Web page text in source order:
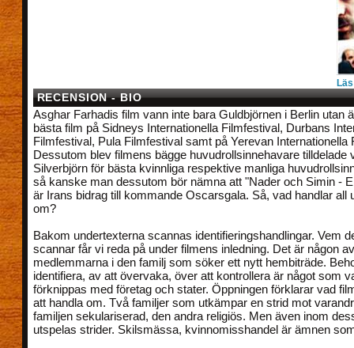
RECENSION - BIO
Asghar Farhadis film vann inte bara Guldbjörnen i Berlin utan
bästa film på Sidneys Internationella Filmfestival, Durbans
Filmfestival, Pula Filmfestival samt på Yerevan Internationella
Dessutom blev filmens bägge huvudrollsinnehavare tilldelade
Silverbjörn för bästa kvinnliga respektive manliga
så kanske man dessutom bör nämna att "Nader och Simin -
är Irans bidrag till kommande Oscarsgala. Så, vad handlar all
om?
Bakom undertexterna scannas identifieringshandlingar. Vem
scannar får vi reda på under filmens inledning. Det är någon av
medlemmarna i den familj som söker ett nytt hembiträde.
identifiera, av att övervaka, över att kontrollera är något som
förknippas med företag och stater. Öppningen förklarar vad
att handla om. Två familjer som utkämpar en strid mot
familjen sekulariserad, den andra religiös. Men även inom
utspelas strider. Skilsmässa, kvinnomisshandel är ämnen